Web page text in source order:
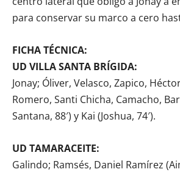
para conservar su marco a cero
FICHA TÉCNICA:
UD VILLA SANTA BRÍGIDA:
Jonay; Óliver, Velasco, Zapico,
Romero, Santi Chicha, Camacho,
Santana, 88′) y Kai (Joshua, 74′).
UD TAMARACEITE:
Galindo; Ramsés, Daniel Ramírez